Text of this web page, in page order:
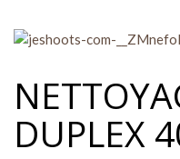
DUPLEX